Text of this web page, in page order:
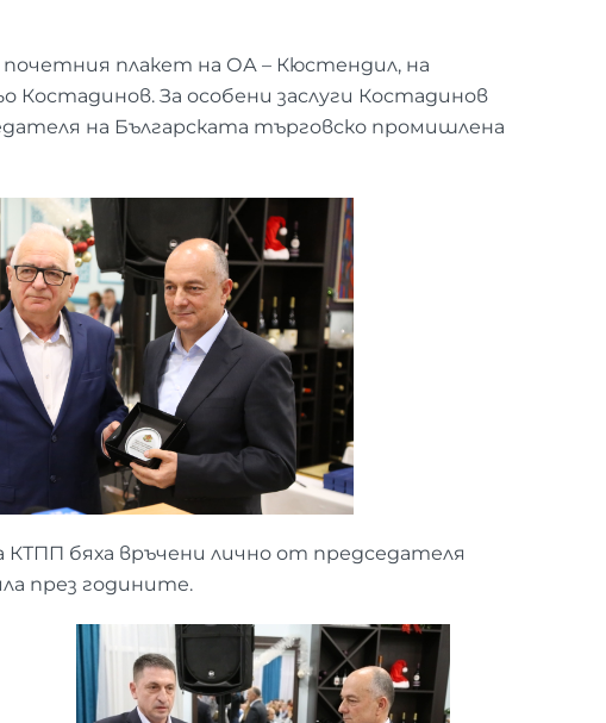
плакет на ОА – Кюстендил, на
Костадинов. За особени заслуги Костадинов
на Българската търговско промишлена
бяха връчени лично от председателя
през годините.